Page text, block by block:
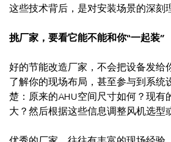
这些技术背后，是对安装场景的深刻
挑厂家，要看它能不能和你“一起装”
好的节能改造厂家，不会把设备发给
了解你的现场布局，甚至参与到系统
楚：原来的AHU空间尺寸如何？现有
大？然后根据这些信息调整风机选型